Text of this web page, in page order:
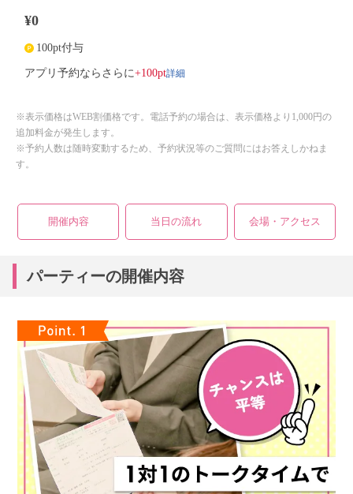
¥0
100pt付与
アプリ予約ならさらに+100pt詳細
※表示価格はWEB割価格です。電話予約の場合は、表示価格より1,000円の
追加料金が発生します。
※予約人数は随時変動するため、予約状況等のご質問にはお答えしかねま
す。
開催内容 当日の流れ 会場・アクセス
パーティーの開催内容